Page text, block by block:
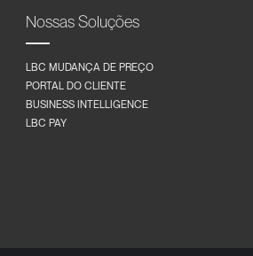
Nossas Soluções
LBC MUDANÇA DE PREÇO
PORTAL DO CLIENTE
BUSINESS INTELLIGENCE
LBC PAY